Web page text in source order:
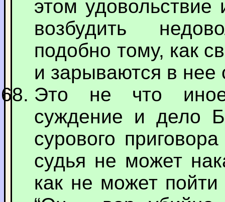
этом удовольствие
возбудить
подобно тому, как
и зарываются в
Это не что
суждение и дело
сурового
судья не может
как не может пойти